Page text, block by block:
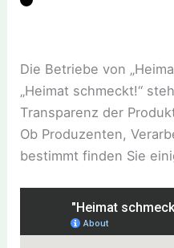
Die Betriebe von
„Heimat schmeckt!“
Transparenz der
Ob Produzenten,
bestimmt finden Sie